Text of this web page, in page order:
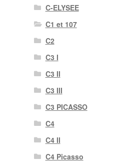
C-ELYSEE
C1 et 107
C2
C3 I
C3 II
C3 III
C3 PICASSO
C4
C4 II
C4 Picasso